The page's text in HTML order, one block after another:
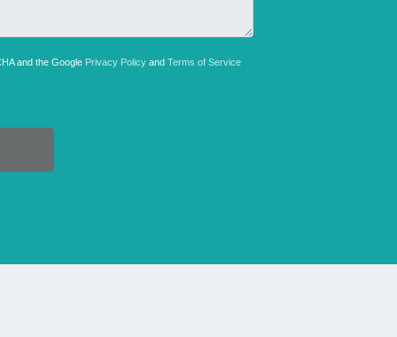
and the Google Privacy Policy and Terms of Service